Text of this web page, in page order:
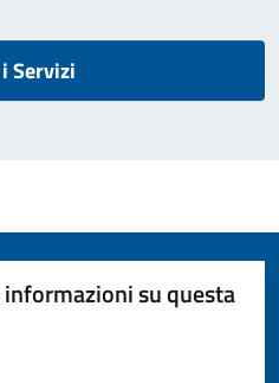
Servizi
su questa